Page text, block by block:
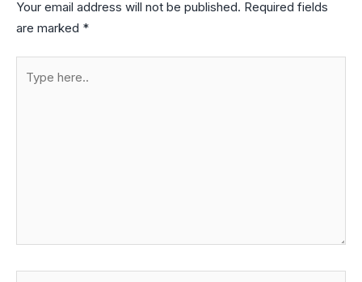
Your email address will not be published. Required fields
are marked *
here..